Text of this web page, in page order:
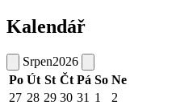
Kalendář
Srpen2026
Po Út St Čt Pá So Ne
27 28 29 30 31 1
2